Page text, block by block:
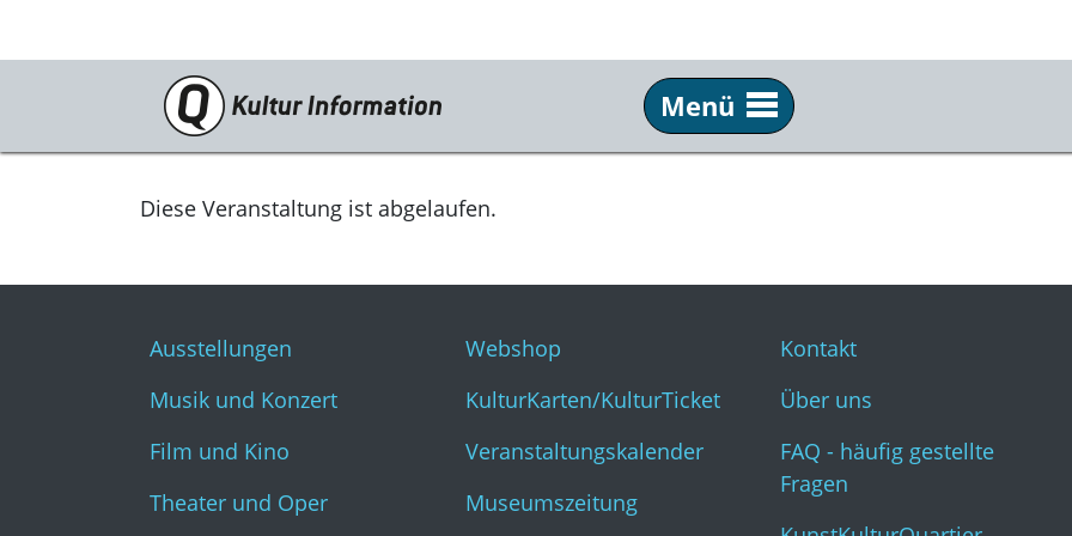
Menü
Veranstaltungen
Ausstellungen
Theater und Oper
Literatur
Service
Museumszeitung
Diese Veranstaltung ist abgelaufen.
Ausstellungen
Musik und Konzert
Film und Kino
Theater und Oper
Webshop
KulturKarten/KulturTicket
Veranstaltungskalender
Museumszeitung
Kontakt
Über uns
FAQ - häufig gestellte
Fragen